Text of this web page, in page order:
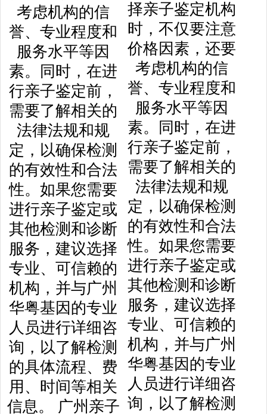
择亲子鉴定机构
时，不仅要注意
价格因素，还要
考虑机构的信
誉、专业程度和
服务水平等因
素。同时，在进
行亲子鉴定前，
需要了解相关的
法律法规和规
定，以确保检测
的有效性和合法
性。如果您需要
进行亲子鉴定或
其他检测和诊断
服务，建议选择
专业、可信赖的
机构，并与广州
华粤基因的专业
人员进行详细咨
询，以了解检测